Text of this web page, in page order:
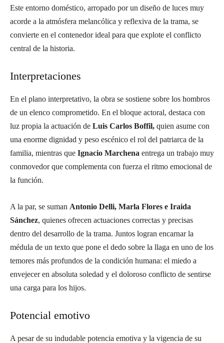
Este entorno doméstico, arropado por un diseño de luces muy
acorde a la atmósfera melancólica y reflexiva de la trama, se
convierte en el contenedor ideal para que explote el conflicto
central de la historia.
Interpretaciones
En el plano interpretativo, la obra se sostiene sobre los hombros
de un elenco comprometido. En el bloque actoral, destaca con
luz propia la actuación de Luis Carlos Boffil, quien asume con
una enorme dignidad y peso escénico el rol del patriarca de la
familia, mientras que Ignacio Marchena entrega un trabajo muy
conmovedor que complementa con fuerza el ritmo emocional de
la función.
A la par, se suman Antonio Delli, Marla Flores e Iraida
Sánchez, quienes ofrecen actuaciones correctas y precisas
dentro del desarrollo de la trama. Juntos logran encarnar la
médula de un texto que pone el dedo sobre la llaga en uno de los
temores más profundos de la condición humana: el miedo a
envejecer en absoluta soledad y el doloroso conflicto de sentirse
una carga para los hijos.
Potencial emotivo
A pesar de su indudable potencia emotiva y la vigencia de su